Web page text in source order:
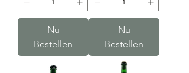
Nu
Bestellen
Nu
Bestellen